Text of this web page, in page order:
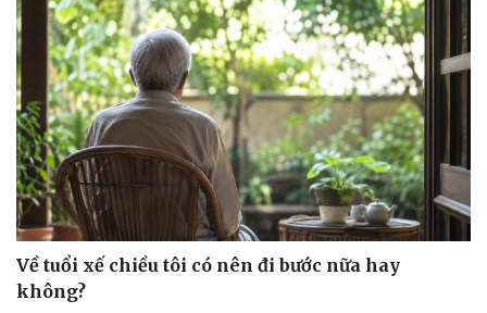
Du lịch
Tư vấn
Săn Tour
check-in
Podcast
Câu chuyện thời sự
Đọc truyện đêm khuya
Về tuổi xế chiều tôi có nên đi bước nữa hay
không?